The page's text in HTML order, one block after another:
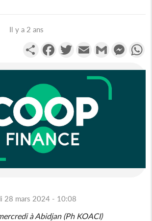
Il y a 2 ans
PartagerFacebookTwitterEmail Gmail
28 mars 2024 - 10:08
à Abidjan (Ph KOACI)